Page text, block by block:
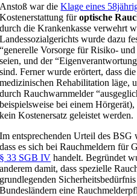
Anstoß war dieKlage eines
Kostenerstattung füroptische
durch die Krankenkasse verwehrt
Landessozialgerichts wurde dazu
“generelle Vorsorge für Risiko-
seien, und der
sind. Ferner wurde erörtert, dass
medizinischen Rehabilitation läge,
durch Rauchwarnmelder
beispielsweise bei einem
kein Kostenersatz geleistet werden.
Im entsprechenden Urteil des BSG
dass es sich bei Rauchmeldern für
§ 33 SGB IV handelt. Begründet
anderem damit, dass spezielle
grundlegenden
Bundesländern eine